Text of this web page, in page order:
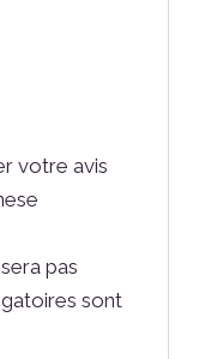
votre avis
pas
sont